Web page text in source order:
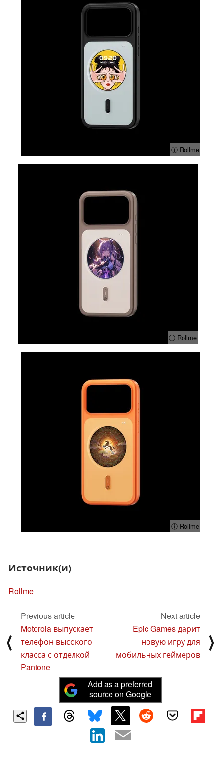
ⓘ Rollme
ⓘ Rollme
ⓘ Rollme
Источник(и)
Rollme
⟨
Previous article
Motorola выпускает
телефон высокого
класса с отделкой
Pantone
Next article
Epic Games дарит
новую игру для
мобильных геймеров
⟩
Add as a preferred
source on Google